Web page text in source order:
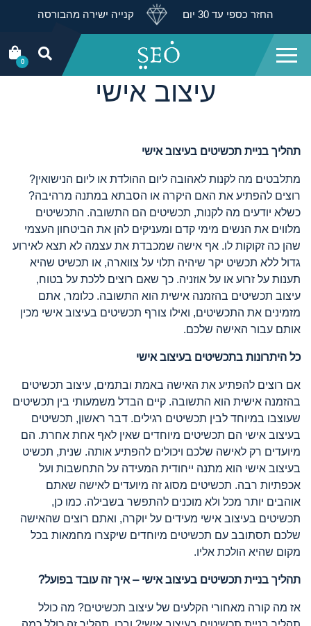
החזר כספי עד 30 יום קנייה ישירה מהבורסה
0
עיצוב אישי
תהליך בניית תכשיטים בעיצוב אישי
מתלבטים מה לקנות לאהובה ליום ההולדת או ליום הנישואין?
רוצים להפתיע את האם היקרה או הסבתא במתנה מרהיבה?
כשלא יודעים מה לקנות, תכשיטים הם התשובה. התכשיטים
מלווים את הנשים מימי קדם ומעניקים להן את הביטחון העצמי
שהן כה זקוקות לו. אף אישה שמכבדת את עצמה לא תצא לאירוע
גדול ללא תכשיט יקר שיהיה תלוי על צווארה, או תכשיט שהיא
תענות על זרוע או על אוזניה. כך שאם רוצים ללכת על בטוח,
עיצוב תכשיטים בהזמנה אישית הוא התשובה. כלומר, אתם
מזמינים את התכשיטים, ואילו צורף תכשיטים בעיצוב אישי מכין
אותם עבור האישה שלכם.
כל היתרונות בתכשיטים בעיצוב אישי
אם רוצים להפתיע את האישה באמת ובתמים, עיצוב תכשיטים
בהזמנה אישית הוא התשובה. קיים הבדל משמעותי בין תכשיטים
שעוצבו במיוחד לבין תכשיטים רגילים. דבר ראשון, תכשיטים
בעיצוב אישי הם תכשיטים מיוחדים שאין לאף אחת אחרת. הם
מיועדים רק לאישה שלכם ויכולים להפתיע אותה. שנית, תכשיט
בעיצוב אישי הוא מתנה ייחודית המעידה על התחשבות ועל
אכפתיות רבה. תכשיטים מסוג זה מיועדים לאישה שאתם
אוהבים יותר מכל ולא מוכנים להתפשר בשבילה. כמו כן,
תכשיטים בעיצוב אישי מעידים על יוקרה, ואתם רוצים שהאישה
שלכם תסתובב עם תכשיטים מיוחדים שיקצרו מחמאות בכל
מקום שהיא הולכת אליו.
תהליך בניית תכשיטים בעיצוב אישי – איך זה עובד בפועל?
אז מה קורה מאחורי הקלעים של עיצוב תכשיטים? מה כולל